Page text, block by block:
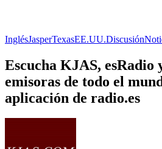
InglésJasperTexasEE.UU.Discusión
Escucha KJAS, esRadio
emisoras de todo el
aplicación de radio.es